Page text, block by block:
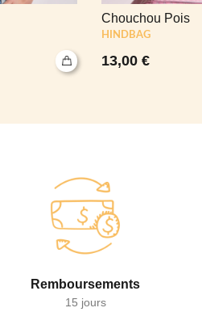
Chouchou Pois
HINDBAG
13,00 €
Remboursements
15 jours